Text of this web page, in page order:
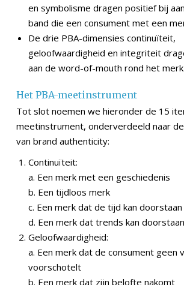
en symbolisme dragen positief bij
band die een consument met een
De drie PBA-dimensies continuïteit,
geloofwaardigheid en integriteit
aan de word-of-mouth rond het merk.
Het PBA-meetinstrument
Tot slot noemen we hieronder de 15
meetinstrument, onderverdeeld naar
van brand authenticity:
Continuïteit:
a. Een merk met een geschiedenis
b. Een tijdloos merk
c. Een merk dat de tijd kan doorstaan
d. Een merk dat trends kan doorstaan
Geloofwaardigheid:
a. Een merk dat de consument geen
voorschotelt
b. Een merk dat zijn belofte nakomt